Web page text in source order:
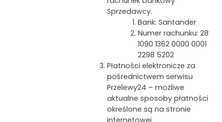
Sprzedawcy.
Bank: Santander
Numer rachunku: 28
1090 1362 0000 0001
2298 5202
Płatności elektronicze za
pośrednictwem serwisu
Przelewy24 – możliwe
aktualne sposoby płatności
określone są na stronie
internetowej